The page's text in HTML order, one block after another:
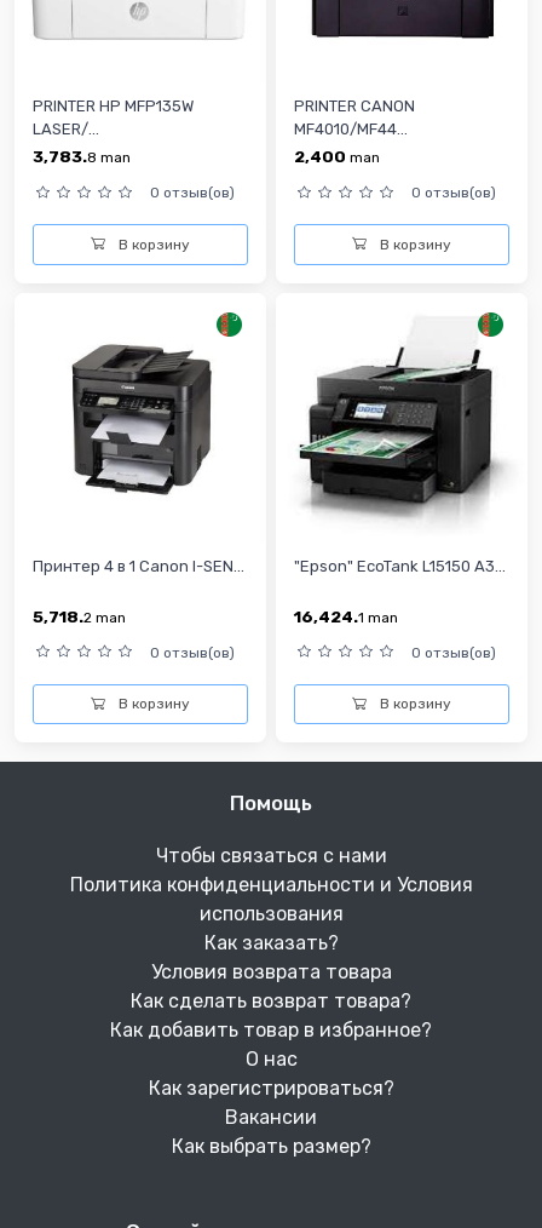
PRINTER HP MFP135W
LASER/...
3,783.8 man
0 отзыв(ов)
В корзину
PRINTER CANON
MF4010/MF44...
2,400 man
0 отзыв(ов)
В корзину
Принтер 4 в 1 Canon I-SEN...
5,718.2 man
0 отзыв(ов)
В корзину
"Epson" EcoTank L15150 A3...
16,424.1 man
0 отзыв(ов)
В корзину
Помощь
Чтобы связаться с нами
Политика конфиденциальности и Условия
использования
Как заказать?
Условия возврата товара
Как сделать возврат товара?
Как добавить товар в избранное?
О нас
Как зарегистрироваться?
Вакансии
Как выбрать размер?